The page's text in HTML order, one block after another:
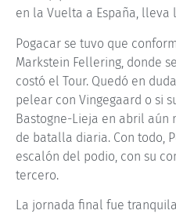
en la Vuelta a España, lleva
Pogacar se tuvo que
Markstein Fellering, donde
costó el Tour. Quedó en
pelear con Vingegaard o si
Bastogne-Lieja en abril aún
de batalla diaria. Con todo,
escalón del podio, con su
tercero.
La jornada final fue